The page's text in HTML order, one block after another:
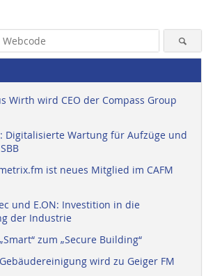
Wirth wird CEO der Compass Group
Digitalisierte Wartung für Aufzüge und
ist neues Mitglied im CAFM
und E.ON: Investition in die
der Industrie
zum „Secure Building“
wird zu Geiger FM